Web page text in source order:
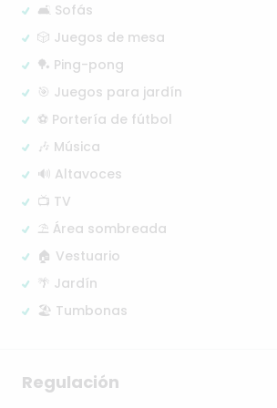
🛋️ Sofás
🎲 Juegos de mesa
🏓 Ping-pong
🎯 Juegos para jardín
⚽ Portería de fútbol
🎶 Música
🔊 Altavoces
📺 TV
⛱️ Área sombreada
🏠 Vestuario
🌴 Jardín
🏖️ Tumbonas
Regulación